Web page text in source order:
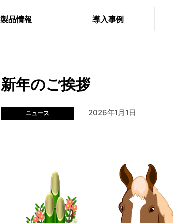
製品情報 導入事例
新年のご挨拶
ニュース 2026年1月1日